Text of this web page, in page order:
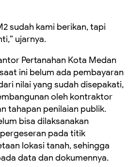
sudah kami berikan, tapi
ujarnya.
Pertanahan Kota Medan
ini belum ada pembayaran
nilai yang sudah disepakati,
oleh kontraktor
tahapan penilaian publik.
bisa dilaksanakan
pada titik
lokasi tanah, sehingga
data dan dokumennya.